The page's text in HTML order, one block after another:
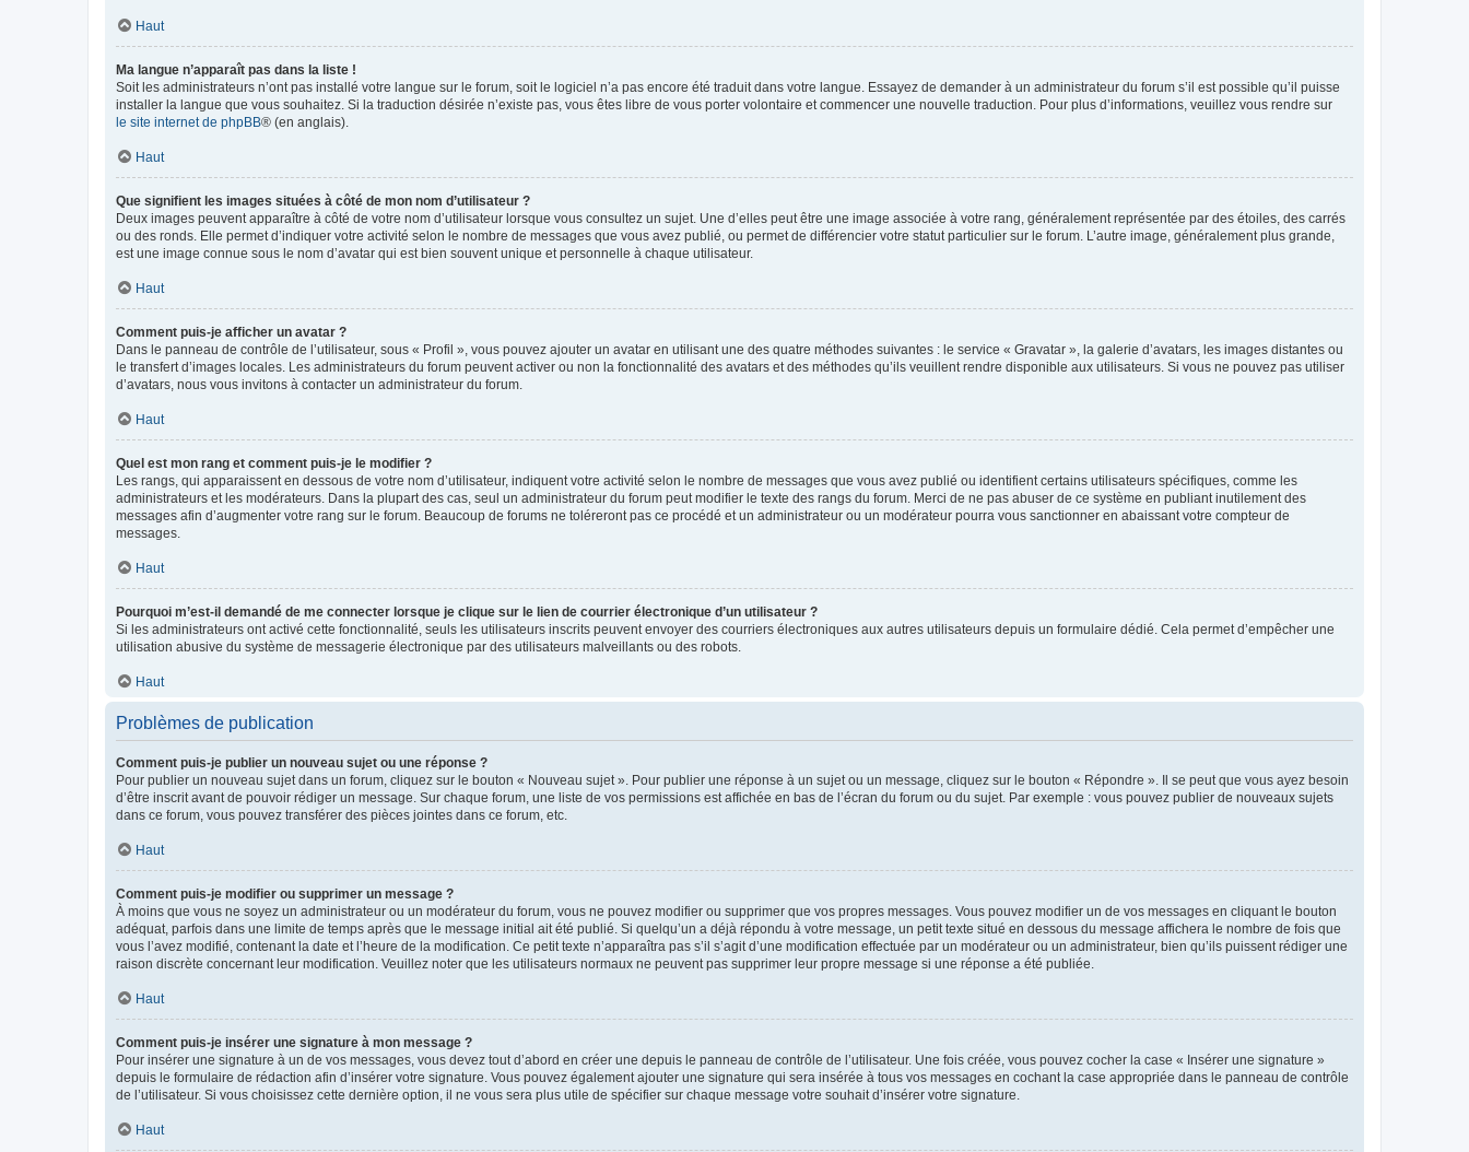
Haut
Ma langue n’apparaît pas dans la liste !
Soit les administrateurs n’ont pas installé votre langue sur le forum, soit le logiciel n’a pas encore été traduit dans votre langue. Essayez de demander à un administrateur du forum s’il est possible qu’il puisse
installer la langue que vous souhaitez. Si la traduction désirée n’existe pas, vous êtes libre de vous porter volontaire et commencer une nouvelle traduction. Pour plus d’informations, veuillez vous rendre sur
le site internet de phpBB® (en anglais).
Haut
Que signifient les images situées à côté de mon nom d’utilisateur ?
Deux images peuvent apparaître à côté de votre nom d’utilisateur lorsque vous consultez un sujet. Une d’elles peut être une image associée à votre rang, généralement représentée par des étoiles, des carrés
ou des ronds. Elle permet d’indiquer votre activité selon le nombre de messages que vous avez publié, ou permet de différencier votre statut particulier sur le forum. L’autre image, généralement plus grande,
est une image connue sous le nom d’avatar qui est bien souvent unique et personnelle à chaque utilisateur.
Haut
Comment puis-je afficher un avatar ?
Dans le panneau de contrôle de l’utilisateur, sous « Profil », vous pouvez ajouter un avatar en utilisant une des quatre méthodes suivantes : le service « Gravatar », la galerie d’avatars, les images distantes ou
le transfert d’images locales. Les administrateurs du forum peuvent activer ou non la fonctionnalité des avatars et des méthodes qu’ils veuillent rendre disponible aux utilisateurs. Si vous ne pouvez pas utiliser
d’avatars, nous vous invitons à contacter un administrateur du forum.
Haut
Quel est mon rang et comment puis-je le modifier ?
Les rangs, qui apparaissent en dessous de votre nom d’utilisateur, indiquent votre activité selon le nombre de messages que vous avez publié ou identifient certains utilisateurs spécifiques, comme les
administrateurs et les modérateurs. Dans la plupart des cas, seul un administrateur du forum peut modifier le texte des rangs du forum. Merci de ne pas abuser de ce système en publiant inutilement des
messages afin d’augmenter votre rang sur le forum. Beaucoup de forums ne toléreront pas ce procédé et un administrateur ou un modérateur pourra vous sanctionner en abaissant votre compteur de
messages.
Haut
Pourquoi m’est-il demandé de me connecter lorsque je clique sur le lien de courrier électronique d’un utilisateur ?
Si les administrateurs ont activé cette fonctionnalité, seuls les utilisateurs inscrits peuvent envoyer des courriers électroniques aux autres utilisateurs depuis un formulaire dédié. Cela permet d’empêcher une
utilisation abusive du système de messagerie électronique par des utilisateurs malveillants ou des robots.
Haut
Problèmes de publication
Comment puis-je publier un nouveau sujet ou une réponse ?
Pour publier un nouveau sujet dans un forum, cliquez sur le bouton « Nouveau sujet ». Pour publier une réponse à un sujet ou un message, cliquez sur le bouton « Répondre ». Il se peut que vous ayez besoin
d’être inscrit avant de pouvoir rédiger un message. Sur chaque forum, une liste de vos permissions est affichée en bas de l’écran du forum ou du sujet. Par exemple : vous pouvez publier de nouveaux sujets
dans ce forum, vous pouvez transférer des pièces jointes dans ce forum, etc.
Haut
Comment puis-je modifier ou supprimer un message ?
À moins que vous ne soyez un administrateur ou un modérateur du forum, vous ne pouvez modifier ou supprimer que vos propres messages. Vous pouvez modifier un de vos messages en cliquant le bouton
adéquat, parfois dans une limite de temps après que le message initial ait été publié. Si quelqu’un a déjà répondu à votre message, un petit texte situé en dessous du message affichera le nombre de fois que
vous l’avez modifié, contenant la date et l’heure de la modification. Ce petit texte n’apparaîtra pas s’il s’agit d’une modification effectuée par un modérateur ou un administrateur, bien qu’ils puissent rédiger une
raison discrète concernant leur modification. Veuillez noter que les utilisateurs normaux ne peuvent pas supprimer leur propre message si une réponse a été publiée.
Haut
Comment puis-je insérer une signature à mon message ?
Pour insérer une signature à un de vos messages, vous devez tout d’abord en créer une depuis le panneau de contrôle de l’utilisateur. Une fois créée, vous pouvez cocher la case « Insérer une signature »
depuis le formulaire de rédaction afin d’insérer votre signature. Vous pouvez également ajouter une signature qui sera insérée à tous vos messages en cochant la case appropriée dans le panneau de contrôle
de l’utilisateur. Si vous choisissez cette dernière option, il ne vous sera plus utile de spécifier sur chaque message votre souhait d’insérer votre signature.
Haut